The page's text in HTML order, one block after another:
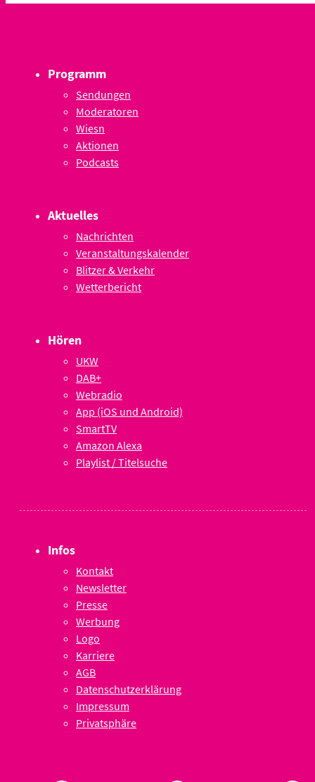
Programm
Sendungen
Moderatoren
Wiesn
Aktionen
Podcasts
Aktuelles
Nachrichten
Veranstaltungskalender
Blitzer & Verkehr
Wetterbericht
Hören
UKW
DAB+
Webradio
App (iOS und Android)
SmartTV
Amazon Alexa
Playlist / Titelsuche
Infos
Kontakt
Newsletter
Presse
Werbung
Logo
Karriere
AGB
Datenschutzerklärung
Impressum
Privatsphäre